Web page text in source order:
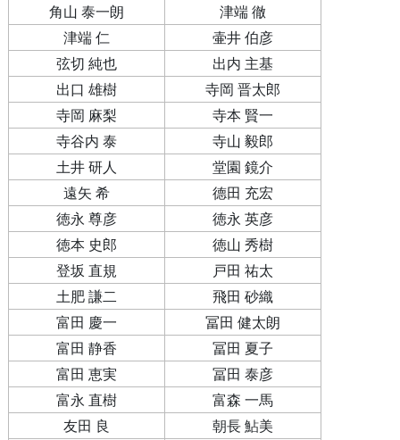
角山 泰一朗
津端 徹
津端 仁
壷井 伯彦
弦切 純也
出内 主基
出口 雄樹
寺岡 晋太郎
寺岡 麻梨
寺本 賢一
寺谷内 泰
寺山 毅郎
土井 研人
堂園 鏡介
遠矢 希
德田 充宏
徳永 尊彦
徳永 英彦
徳本 史郎
徳山 秀樹
登坂 直規
戸田 祐太
土肥 謙二
飛田 砂織
富田 慶一
冨田 健太朗
富田 静香
冨田 夏子
富田 恵実
冨田 泰彦
富永 直樹
富森 一馬
友田 良
朝長 鮎美